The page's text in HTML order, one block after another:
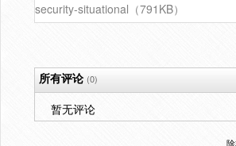
security-situational（791KB）
所有评论(0)
暂无评论